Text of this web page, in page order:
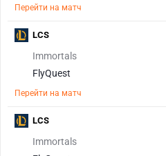
Перейти на матч
Immortals
FlyQuest
Перейти на матч
LCS
Immortals
LCS